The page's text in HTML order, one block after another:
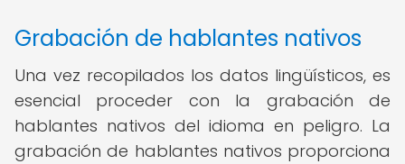
Grabación de hablantes nativos
Una vez recopilados los datos lingüísticos, es
esencial proceder con la grabación de
hablantes nativos del idioma en peligro. La
grabación de hablantes nativos proporciona